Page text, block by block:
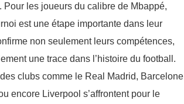
Pour les joueurs du calibre de Mbappé,
est une étape importante dans leur
non seulement leurs compétences,
une trace dans l’histoire du football.
clubs comme le Real Madrid,
encore Liverpool s’affrontent pour le